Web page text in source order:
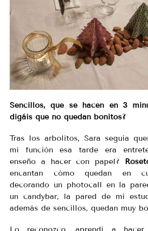
Sencillos, que se hacen en 3
digáis que no quedan bonitos?
Tras los arbolitos, Sara seguía
mi función esa tarde era
enseño a hacer con papel?
encantan cómo quedan en
decorando un photocall en la
un candybar, la pared de mi
además de sencillos, quedan muy